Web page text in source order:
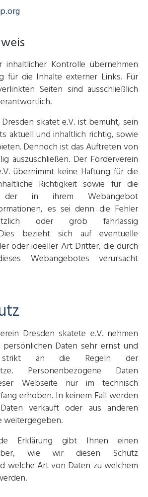
inhaltlicher Kontrolle übernehmen
für die Inhalte externer Links. Für
Seiten sind ausschließlich
skatet e.V. ist bemüht, sein
aktuell und inhaltlich richtig, sowie
Dennoch ist das Auftreten von
auszuschließen. Der Förderverein
übernimmt keine Haftung für die
Richtigkeit sowie für die
der in ihrem Webangebot
es sei denn die Fehler
oder grob fahrlässig
bezieht sich auf eventuelle
oder ideeller Art Dritter, die durch
Webangebotes verursacht
Dresden skatete e.V. nehmen
Daten sehr ernst und
an die Regeln der
Personenbezogene Daten
Webseite nur im technisch
erhoben. In keinem Fall werden
verkauft oder aus anderen
weitergegeben.
Erklärung gibt Ihnen einen
wie wir diesen Schutz
welche Art von Daten zu welchem